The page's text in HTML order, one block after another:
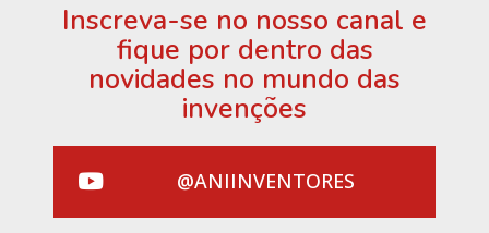
Inscreva-se no nosso canal e
fique por dentro das
novidades no mundo das
invenções
@ANIINVENTORES